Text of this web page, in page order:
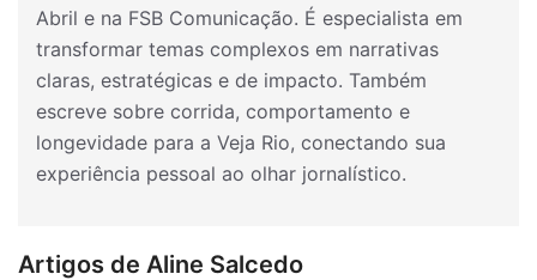
Abril e na FSB Comunicação. É especialista em
transformar temas complexos em narrativas
claras, estratégicas e de impacto. Também
escreve sobre corrida, comportamento e
longevidade para a Veja Rio, conectando sua
experiência pessoal ao olhar jornalístico.
Artigos de Aline Salcedo